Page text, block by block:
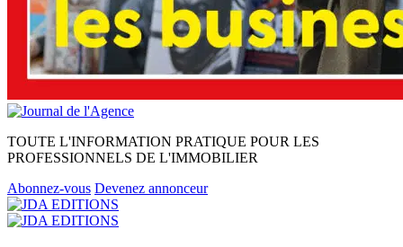
TOUTE L'INFORMATION PRATIQUE POUR LES
PROFESSIONNELS DE L'IMMOBILIER
Abonnez-vous Devenez annonceur